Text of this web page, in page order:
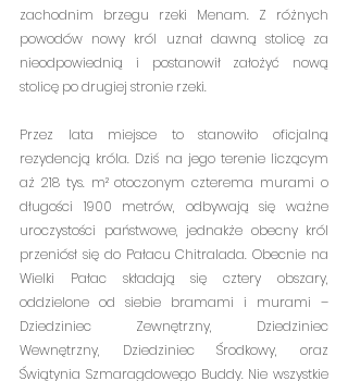
zachodnim brzegu rzeki Menam. Z różnych
powodów nowy król uznał dawną stolicę za
nieodpowiednią i postanowił założyć nową
stolicę po drugiej stronie rzeki.
Przez lata miejsce to stanowiło oficjalną
rezydencją króla. Dziś na jego terenie liczącym
aż 218 tys. m² otoczonym czterema murami o
długości 1900 metrów, odbywają się ważne
uroczystości państwowe, jednakże obecny król
przeniósł się do Pałacu Chitralada. Obecnie na
Wielki Pałac składają się cztery obszary,
oddzielone od siebie bramami i murami –
Dziedziniec Zewnętrzny, Dziedziniec
Wewnętrzny, Dziedziniec Środkowy, oraz
Świątynia Szmaragdowego Buddy. Nie wszystkie